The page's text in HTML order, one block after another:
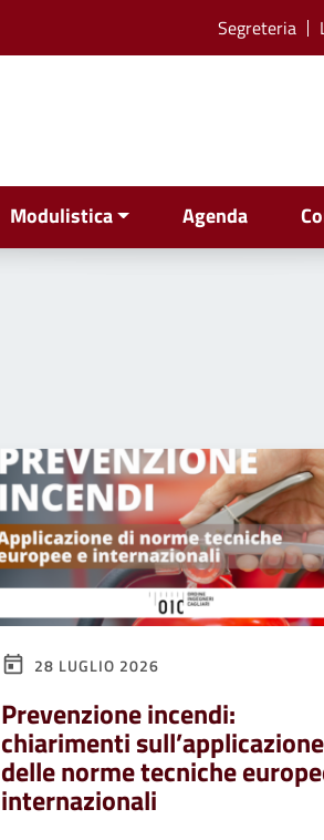
Segreteria
Modulistica Agenda
28 LUGLIO 2026
Prevenzione incendi:
chiarimenti sull’applicazione
delle norme tecniche
internazionali